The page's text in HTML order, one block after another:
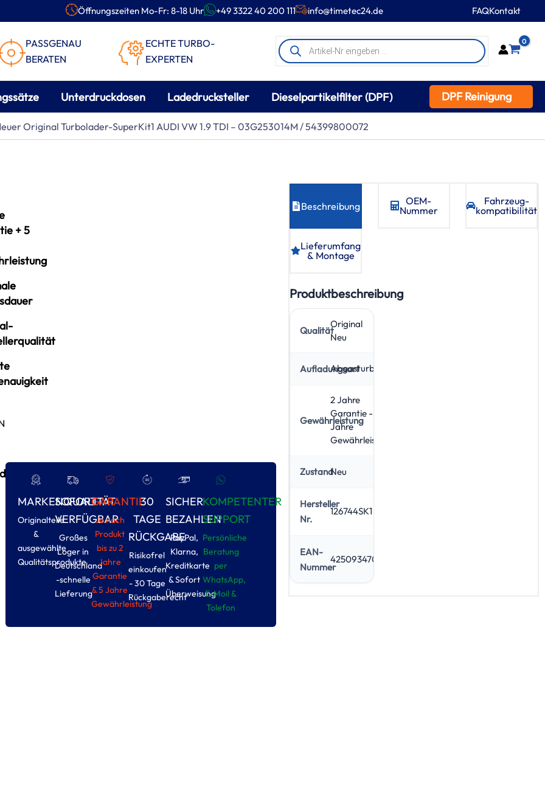
Öffnungszeiten Mo-Fr: 8-18 Uhr +49 3322 40 200 111 info@timetec24.de FAQKontakt
PASSGENAU
BERATEN
ECHTE TURBO-
EXPERTEN
Products
search
0
Unterdruckdosen Ladedrucksteller Dieselpartikelfilter (DPF) DPF Reinigung
Original Turbolader-SuperKit1 AUDI VW 1.9 TDI – 03G253014M / 54399800072
+ 5
MARKENQUALITÄT
Originalteile
&
ausgewählte
Qualitätsprodukte
SOFORT
VERFÜGBAR
Großes
Loger in
Deutschland
-schnelle
Lieferung
GARANTIE
Je nach
Produkt
bis zu 2
Jahre
Garantie
& 5 Jahre
Gewährleistung
30
TAGE
RÜCKGABE
Risikofrel
einkoufen
- 30 Tage
Rückgaberecht
SICHER
BEZAHLEN
PayPal,
Klarna,
Kreditkarte
& Sofort
Überweisung
KOMPETENTER
SUPPORT
Persönliche
Beratung
per
WhatsApp,
E-Moil &
Tolefon
Beschreibung
OEM-
Nummer
Fahrzeug­
kompatibilität
Lieferumfang
& Montage
Produktbeschreibung
Qualität
Original
Neu
AufladungsartAbgasturbolader
Gewährleistung
2 Jahre
Garantie - 5
Jahre
Gewährleistung
ZustandNeu
Hersteller
Nr.
126744SK1
EAN-
Nummer
4250934705069